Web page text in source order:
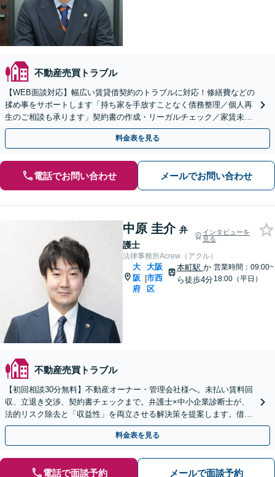
不動産売買トラブル
【WEB面談対応】幅広い賃貸借契約のトラブルに対応！修繕費などの
揉め事をサポートします「持ち家を手放すことなく債務整理／個人再
生のご相談も承ります」契約書の作成・リーガルチェック／家賃未払
い対応／立ち退き・明け渡し請求など
料金表を見る
電話でお問い合わせ メールでお問い合わせ
中原 圭介 弁
護士
インタビューを
見る
法律事務所Acrew（アクル）
大
阪
府
|
大阪
市西
区
本町駅 か
ら徒歩4分
営業時間：09:00~
18:00（平日）
不動産売買トラブル
【初回相談30分無料】不動産オーナー・管理会社様へ。未払い賃料回
収、立退き交渉、契約書チェックまで。弁護士×中小企業診断士が、
法的リスク除去と「収益性」を両立させる解決策を提案します。借り
る側のトラブルも対応可能。
料金表を見る
電話で面談予約 メールで面談予約